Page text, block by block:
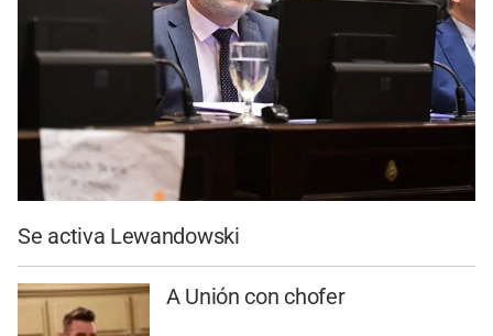
Se activa Lewandowski
A Unión con chofer